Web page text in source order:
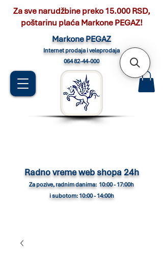
Markone PEGAZ
Internet prodaja i veleprodaja
064 82-44-000
Radno vreme web shopa 24h
Za pozive, radnim danima: 10:00 - 17:00h
i subotom: 10:00 - 14:00h
Za sve narudžbine preko 15.000 RSD,
poštarinu plaća Markone PEGAZ!